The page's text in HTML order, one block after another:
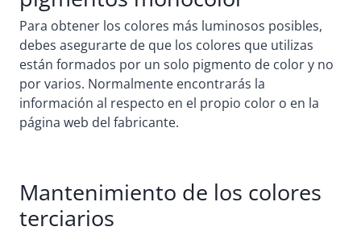
Para obtener los colores más luminosos posibles,
debes asegurarte de que los colores que utilizas
están formados por un solo pigmento de color y no
por varios. Normalmente encontrarás la
información al respecto en el propio color o en la
página web del fabricante.
Mantenimiento de los colores
terciarios